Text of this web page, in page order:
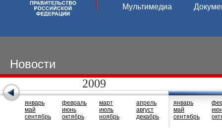
Мультимедиа
Новости
2009
январь
май
сентябрь
февраль
июнь
октябрь
март
июль
ноябрь
апрель
август
декабрь
январь
май
сентябрь